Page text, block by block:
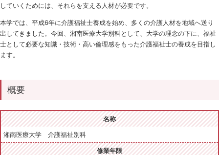
していくためには、それらを支える人材が必要です。
本学では、平成6年に介護福祉士養成を始め、多くの介護人材を地域へ送り
出してきました。今回、湘南医療大学別科として、大学の理念の下に、福祉
士として必要な知識・技術・高い倫理感をもった介護福祉士の養成を目指し
ます。
概要
名称
湘南医療大学 介護福祉別科
修業年限